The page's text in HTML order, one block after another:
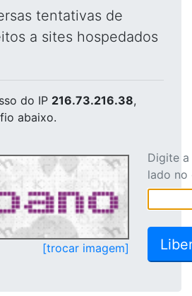
tentativas de
a sites hospedados
do IP 216.73.216.38,
abaixo.
[trocar imagem]
Digite
lado no